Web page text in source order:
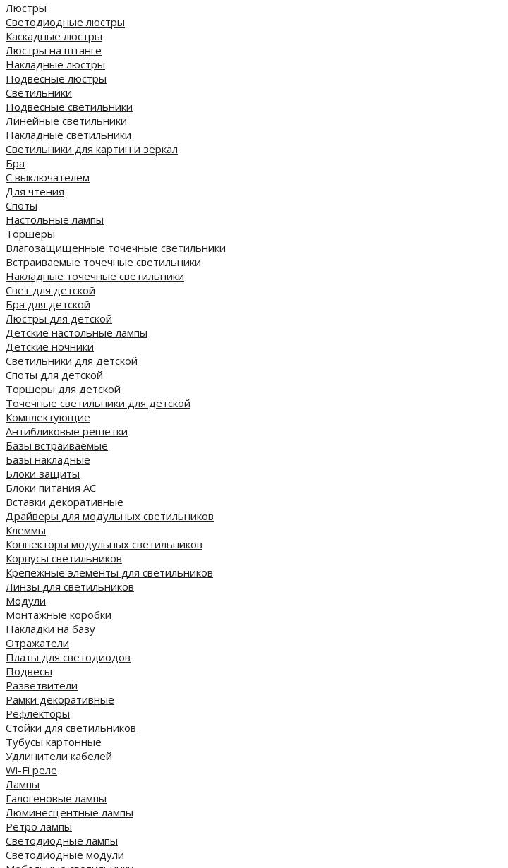
Люстры
Светодиодные люстры
Каскадные люстры
Люстры на штанге
Накладные люстры
Подвесные люстры
Светильники
Подвесные светильники
Линейные светильники
Накладные светильники
Светильники для картин и зеркал
Бра
С выключателем
Для чтения
Споты
Настольные лампы
Торшеры
Влагозащищенные точечные светильники
Встраиваемые точечные светильники
Накладные точечные светильники
Свет для детской
Бра для детской
Люстры для детской
Детские настольные лампы
Детские ночники
Светильники для детской
Споты для детской
Торшеры для детской
Точечные светильники для детской
Комплектующие
Антибликовые решетки
Базы встраиваемые
Базы накладные
Блоки защиты
Блоки питания AC
Вставки декоративные
Драйверы для модульных светильников
Клеммы
Коннекторы модульных светильников
Корпусы светильников
Крепежные элементы для светильников
Линзы для светильников
Модули
Монтажные коробки
Накладки на базу
Отражатели
Платы для светодиодов
Подвесы
Разветвители
Рамки декоративные
Рефлекторы
Стойки для светильников
Тубусы картонные
Удлинители кабелей
Wi-Fi реле
Лампы
Галогеновые лампы
Люминесцентные лампы
Ретро лампы
Светодиодные лампы
Светодиодные модули